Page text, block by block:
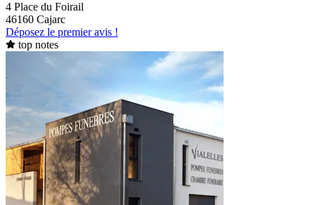
4 Place du Foirail
46160 Cajarc
Déposez le premier avis !
top notes